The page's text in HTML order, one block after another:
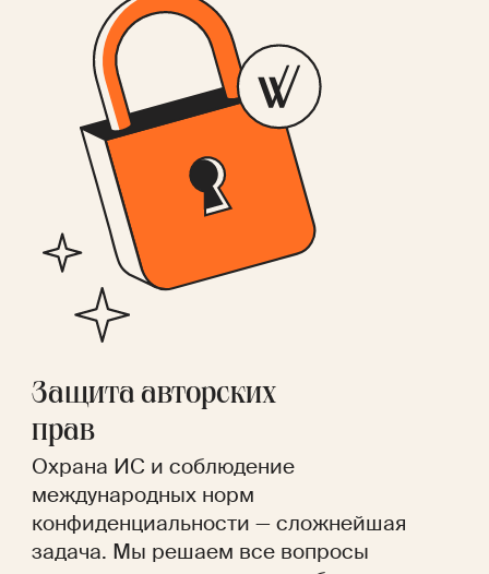
Защита авторских
прав
Охрана ИС и соблюдение
международных норм
конфиденциальности — сложнейшая
задача. Мы решаем все вопросы